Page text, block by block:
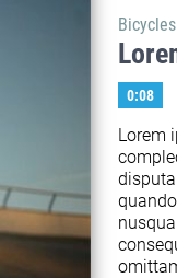
Bicycles
0:08
Lorem